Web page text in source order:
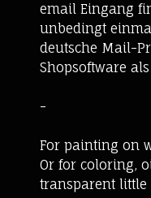
email Eingang
unbedingt
deutsche Mail-
Shopsoftware
-
For painting on
Or for coloring,
transparent little